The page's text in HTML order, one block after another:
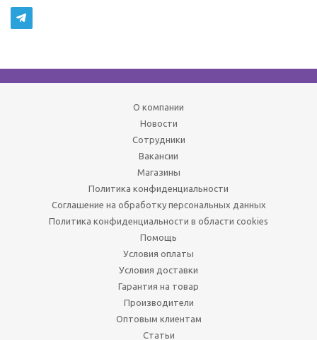
О компании
Новости
Сотрудники
Вакансии
Магазины
Политика конфиденциальности
Соглашение на обработку персональных данных
Политика конфиденциальности в области cookies
Помощь
Условия оплаты
Условия доставки
Гарантия на товар
Производители
Оптовым клиентам
Статьи